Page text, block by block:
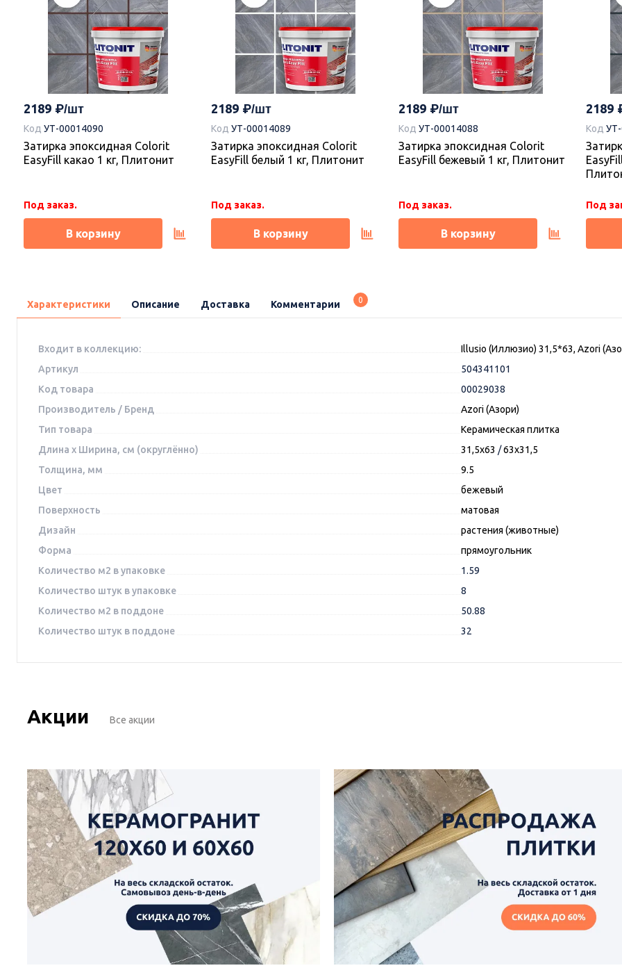
2189
Код УТ-00014090
Затирка эпоксидная Colorit
EasyFill какао 1 кг, Плитонит
Под заказ.
В корзину
2189
Код УТ-00014089
Затирка эпоксидная Colorit
EasyFill белый 1 кг, Плитонит
Под заказ.
В корзину
2189
Код УТ-00014088
Затирка эпоксидная Colorit
EasyFill бежевый 1 кг, Плитонит
Под заказ.
В корзину
2189
Код
Под
Характеристики Описание Доставка Комментарии 0
Входит в коллекцию:
Illusio (Иллюзио) 31,5*63, Azori
Артикул
504341101
Код товара
00029038
Производитель / Бренд
Azori (Азори)
Тип товара
Керамическая плитка
Длина x Ширина, см (округлённо)
31,5x63 /63x31,5
Толщина, мм
9.5
Цвет
бежевый
Поверхность
матовая
Дизайн
растения (животные)
Форма
прямоугольник
Количество м2 в упаковке
1.59
Количество штук в упаковке
8
Количество м2 в поддоне
50.88
Количество штук в поддоне
32
Акции Все акции